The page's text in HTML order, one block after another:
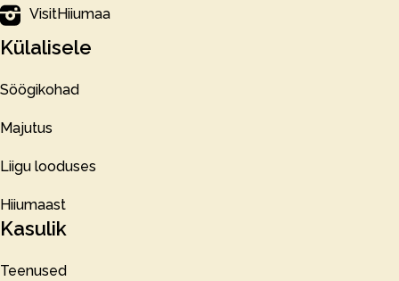
VisitHiiumaa
Külalisele
Söögikohad
Majutus
Liigu looduses
Hiiumaast
Kasulik
Teenused